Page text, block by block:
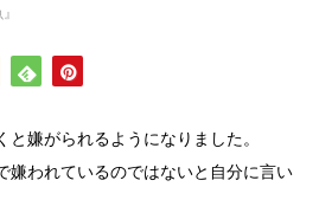
嫌がられるようになりました。
嫌われているのではないと自分に言い